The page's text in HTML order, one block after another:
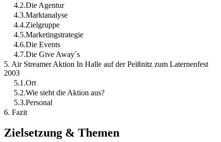
4.2.Die Agentur
4.3.Marktanalyse
4.4.Zielgruppe
4.5.Marketingstrategie
4.6.Die Events
4.7.Die Give Away´s
5. Air Streamer Aktion In Halle auf der Peißnitz zum Laternenfest
2003
5.1.Ort
5.2.Wie sieht die Aktion aus?
5.3.Personal
6. Fazit
Zielsetzung & Themen